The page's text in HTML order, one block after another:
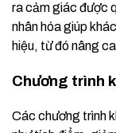
ra cảm giác được
nhân hóa giúp
hiệu, từ đó nâng
Chương trình
Các chương trình